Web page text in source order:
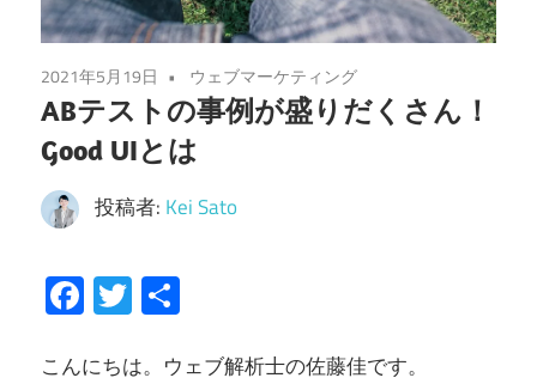
2021年5月19日 ウェブマーケティング
ABテストの事例が盛りだくさん！
Good UIとは
投稿者: Kei Sato
Facebook
Twitter
こんにちは。ウェブ解析士の佐藤佳です。